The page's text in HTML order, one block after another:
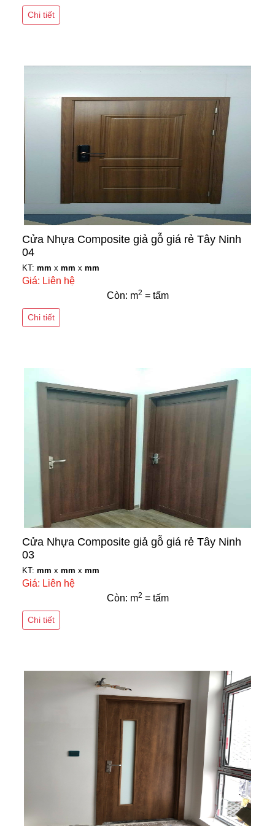
Chi tiết
Cửa Nhựa Composite giả gỗ giá rẻ Tây Ninh
04
KT: mm x mm x mm
Giá: Liên hệ
Còn: m2 = tấm
Chi tiết
Cửa Nhựa Composite giả gỗ giá rẻ Tây Ninh
03
KT: mm x mm x mm
Giá: Liên hệ
Còn: m2 = tấm
Chi tiết